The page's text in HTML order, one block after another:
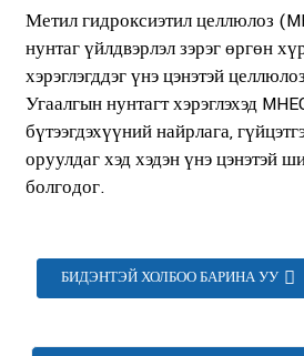
Метил гидроксиэтил целлюлоз
нунтаг үйлдвэрлэл зэрэг өргөн
хэрэглэгддэг үнэ цэнэтэй
Угаалгын нунтагт хэрэглэхэд
бүтээгдэхүүний найрлага,
оруулдаг хэд хэдэн үнэ цэнэтэй
болгодог.
БИДЭНТЭЙ ХОЛБОО БАРИНА УУ